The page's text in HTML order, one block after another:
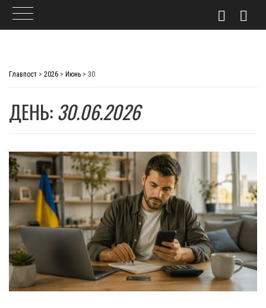
Главпост > 2026 > Июнь > 30
ДЕНЬ:30.06.2026